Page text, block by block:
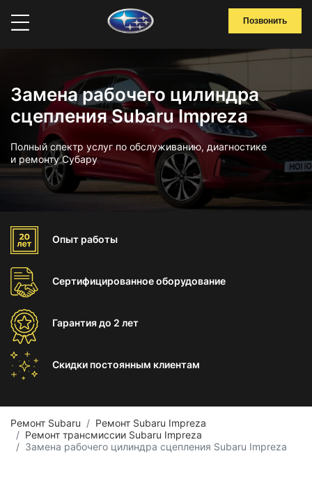
Позвонить
Замена рабочего цилиндра
сцепления Subaru Impreza
Полный спектр услуг по обслуживанию, диагностике
и ремонту Субару
Опыт работы
Сертифицированноеоборудование
Гарантиядо 2 лет
Скидки постоянным клиентам
Ремонт Subaru
Ремонт Subaru Impreza
Ремонт трансмиссии Subaru Impreza
Замена рабочего цилиндра сцепления Subaru Impreza